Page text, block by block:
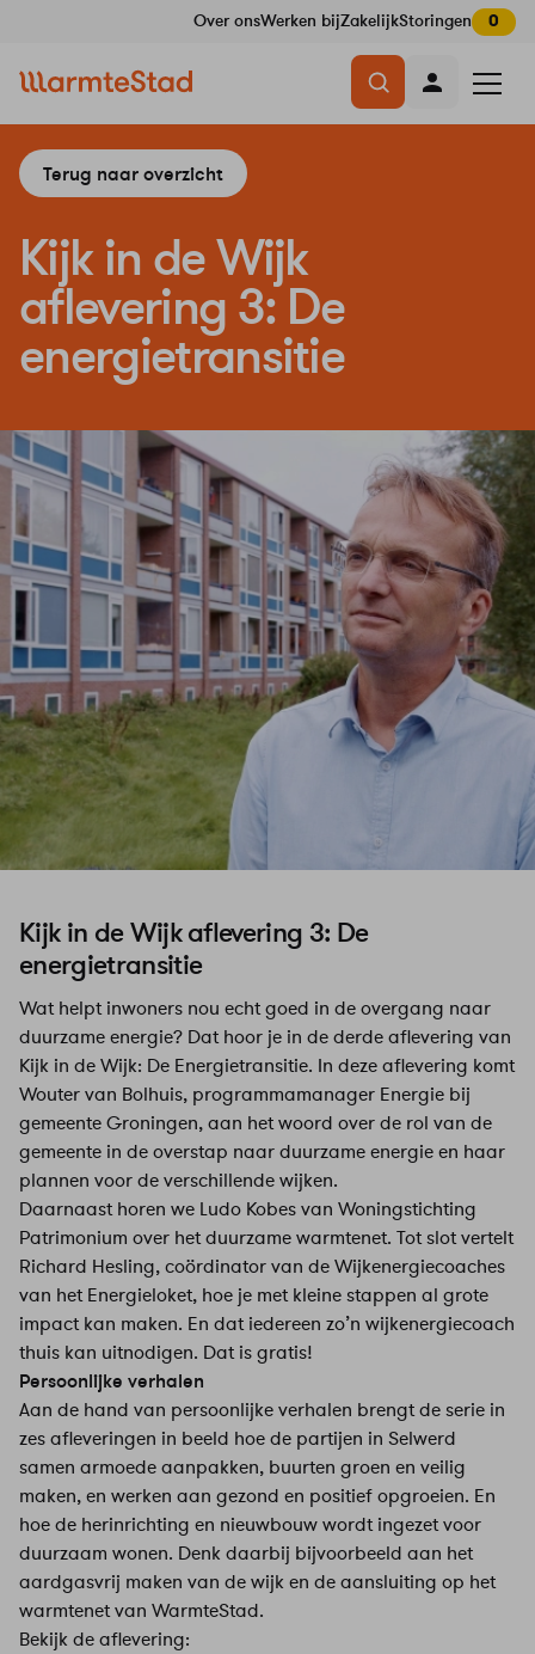
overslaan
Over onsWerken bijZakelijkStoringen 0
openen
Terug naar overzicht
Kijk in de Wijk
aflevering 3: De
energietransitie
Kijk in de Wijk aflevering 3: De
energietransitie
Wat helpt inwoners nou echt goed in de overgang naar
duurzame energie? Dat hoor je in de derde aflevering van
Kijk in de Wijk: De Energietransitie. In deze aflevering komt
Wouter van Bolhuis, programmamanager Energie bij
gemeente Groningen, aan het woord over de rol van de
gemeente in de overstap naar duurzame energie en haar
plannen voor de verschillende wijken.
Daarnaast horen we Ludo Kobes van Woningstichting
Patrimonium over het duurzame warmtenet. Tot slot vertelt
Richard Hesling, coördinator van de Wijkenergiecoaches
van het Energieloket, hoe je met kleine stappen al grote
impact kan maken. En dat iedereen zo’n wijkenergiecoach
thuis kan uitnodigen. Dat is gratis!
Persoonlijke verhalen
Aan de hand van persoonlijke verhalen brengt de serie in
zes afleveringen in beeld hoe de partijen in Selwerd
samen armoede aanpakken, buurten groen en veilig
maken, en werken aan gezond en positief opgroeien. En
hoe de herinrichting en nieuwbouw wordt ingezet voor
duurzaam wonen. Denk daarbij bijvoorbeeld aan het
aardgasvrij maken van de wijk en de aansluiting op het
warmtenet van WarmteStad.
Bekijk de aflevering: